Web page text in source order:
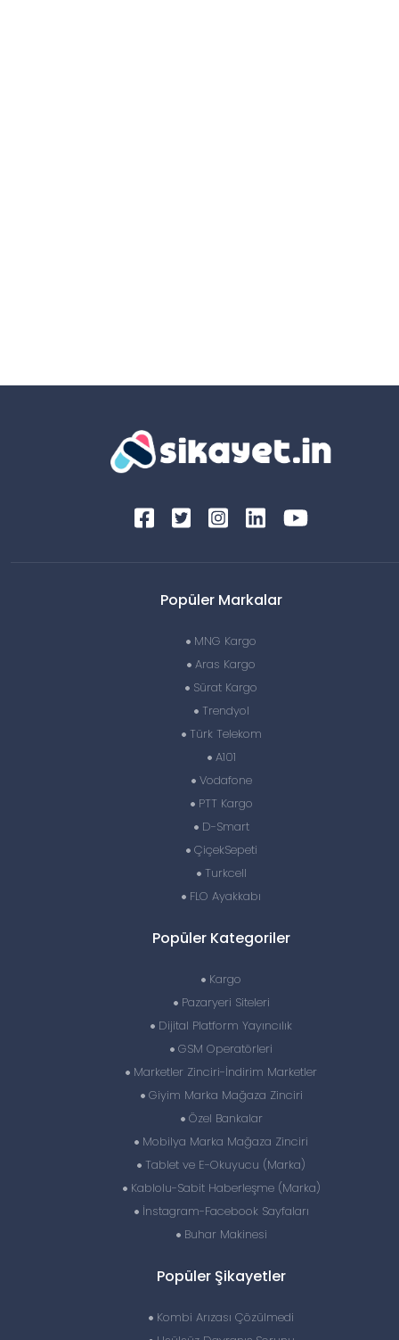
Popüler Markalar
MNG Kargo
Aras Kargo
Sürat Kargo
Trendyol
Türk Telekom
A101
Vodafone
PTT Kargo
D-Smart
ÇiçekSepeti
Turkcell
FLO Ayakkabı
Popüler Kategoriler
Kargo
Pazaryeri Siteleri
Dijital Platform Yayıncılık
GSM Operatörleri
Marketler Zinciri-İndirim Marketler
Giyim Marka Mağaza Zinciri
Özel Bankalar
Mobilya Marka Mağaza Zinciri
Tablet ve E-Okuyucu (Marka)
Kablolu-Sabit Haberleşme (Marka)
İnstagram-Facebook Sayfaları
Buhar Makinesi
Popüler Şikayetler
Kombi Arızası Çözülmedi